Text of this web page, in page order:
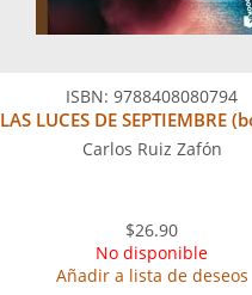
ISBN: 9788408080794
LAS LUCES DE SEPTIEMBRE
Carlos Ruiz Zafón
$26.90
No disponible
Añadir a lista de deseos